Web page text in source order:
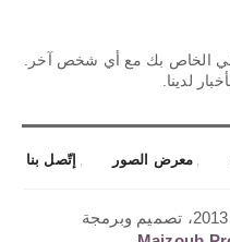
الخاص بك مع أي شخص آخر.
لدينا.
معرض الصور إتّصل بنا